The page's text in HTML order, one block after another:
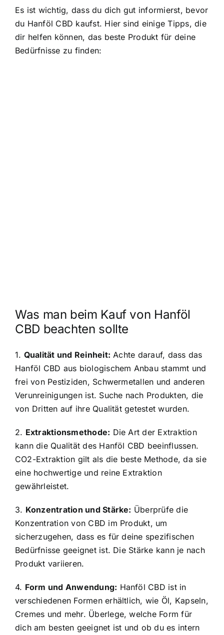
Es ist wichtig, dass du dich gut informierst, bevor
du Hanföl CBD kaufst. Hier sind einige Tipps, die
dir helfen können, das beste Produkt für deine
Bedürfnisse zu finden:
Was man beim Kauf von Hanföl
CBD beachten sollte
1. Qualität und Reinheit: Achte darauf, dass das
Hanföl CBD aus biologischem Anbau stammt und
frei von Pestiziden, Schwermetallen und anderen
Verunreinigungen ist. Suche nach Produkten, die
von Dritten auf ihre Qualität getestet wurden.
2. Extraktionsmethode: Die Art der Extraktion
kann die Qualität des Hanföl CBD beeinflussen.
CO2-Extraktion gilt als die beste Methode, da sie
eine hochwertige und reine Extraktion
gewährleistet.
3. Konzentration und Stärke: Überprüfe die
Konzentration von CBD im Produkt, um
sicherzugehen, dass es für deine spezifischen
Bedürfnisse geeignet ist. Die Stärke kann je nach
Produkt variieren.
4. Form und Anwendung: Hanföl CBD ist in
verschiedenen Formen erhältlich, wie Öl, Kapseln,
Cremes und mehr. Überlege, welche Form für
dich am besten geeignet ist und ob du es intern